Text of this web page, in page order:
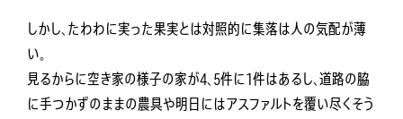
しかし、たわわに実った果実とは対照的に集落は人の気配が薄
い。
見るからに空き家の様子の家が4、5件に1件はあるし、道路の脇
に手つかずのままの農具や明日にはアスファルトを覆い尽くそう